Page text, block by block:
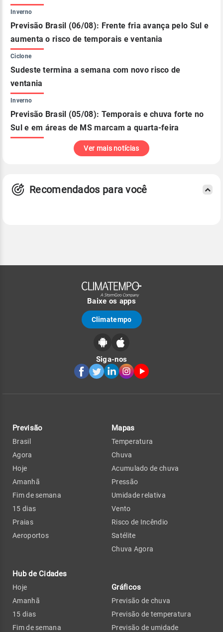
Inverno
Previsão Brasil (06/08): Frente fria avança pelo Sul e
aumenta o risco de temporais e ventania
Ciclone
Sudeste termina a semana com novo risco de
ventania
Inverno
Previsão Brasil (05/08): Temporais e chuva forte no
Sul e em áreas de MS marcam a quarta-feira
Ver mais notícias
Recomendados para você
Baixe os apps
Climatempo
Siga-nos
Previsão
Brasil
Agora
Hoje
Amanhã
Fim de semana
15 dias
Praias
Aeroportos
Hub de Cidades
Hoje
Amanhã
15 dias
Fim de semana
Mapas
Temperatura
Chuva
Acumulado de chuva
Pressão
Umidade relativa
Vento
Risco de Incêndio
Satélite
Chuva Agora
Gráficos
Previsão de chuva
Previsão de temperatura
Previsão de umidade